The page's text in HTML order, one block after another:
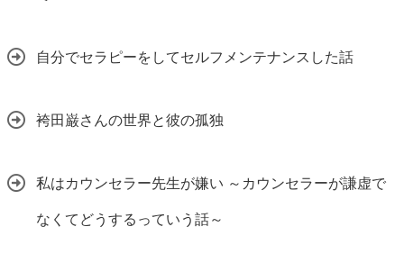
自分でセラピーをしてセルフメンテナンスした話
袴田巌さんの世界と彼の孤独
私はカウンセラー先生が嫌い ～カウンセラーが謙虚で
なくてどうするっていう話～